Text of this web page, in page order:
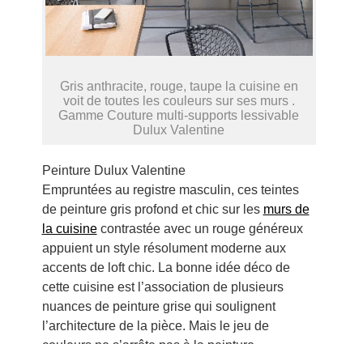
Gris anthracite, rouge, taupe la cuisine en
voit de toutes les couleurs sur ses murs .
Gamme Couture multi-supports lessivable
Dulux Valentine
Peinture Dulux Valentine
Empruntées au registre masculin, ces teintes
de peinture gris profond et chic sur les murs de
la cuisinecontrastée avec un rouge généreux
appuient un style résolument moderne aux
accents de loft chic. La bonne idée déco de
cette cuisine est l’association de plusieurs
nuances de peinture grise qui soulignent
l’architecture de la pièce. Mais le jeu de